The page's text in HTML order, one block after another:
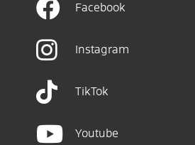
Facebook
Instagram
TikTok
Youtube